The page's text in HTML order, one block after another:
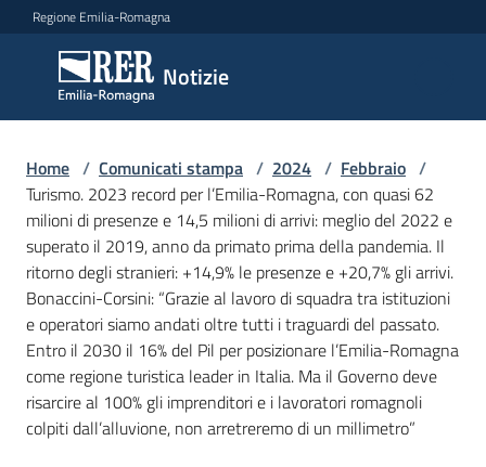
Vai al contenuto
Vai alla navigazione
Vai al footer
Regione Emilia-Romagna
Notizie
Notizie
Comunicati
stampa
Menu selezionato
Cerca
un
comunicato
Risorse
Home / Comunicati stampa / 2024 / Febbraio /
Turismo. 2023 record per l’Emilia-Romagna, con quasi 62
milioni di presenze e 14,5 milioni di arrivi: meglio del 2022 e
superato il 2019, anno da primato prima della pandemia. Il
ritorno degli stranieri: +14,9% le presenze e +20,7% gli arrivi.
Bonaccini-Corsini: “Grazie al lavoro di squadra tra istituzioni
e operatori siamo andati oltre tutti i traguardi del passato.
Entro il 2030 il 16% del Pil per posizionare l’Emilia-Romagna
come regione turistica leader in Italia. Ma il Governo deve
risarcire al 100% gli imprenditori e i lavoratori romagnoli
colpiti dall’alluvione, non arretreremo di un millimetro”